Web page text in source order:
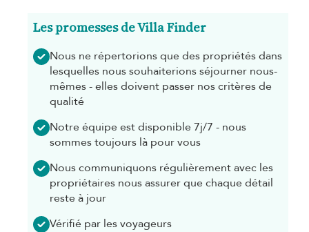
Les promesses de Villa Finder
Nous ne répertorions que des propriétés dans
lesquelles nous souhaiterions séjourner nous-
mêmes - elles doivent passer nos critères de
qualité
Notre équipe est disponible 7j/7 - nous
sommes toujours là pour vous
Nous communiquons régulièrement avec les
propriétaires nous assurer que chaque détail
reste à jour
Vérifié par les voyageurs